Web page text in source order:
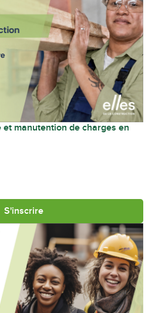
et manutention de charges en
S'inscrire